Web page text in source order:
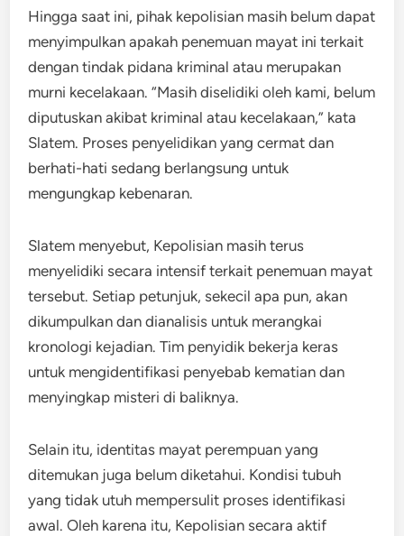
Hingga saat ini, pihak kepolisian masih belum dapat
menyimpulkan apakah penemuan mayat ini terkait
dengan tindak pidana kriminal atau merupakan
murni kecelakaan. “Masih diselidiki oleh kami, belum
diputuskan akibat kriminal atau kecelakaan,” kata
Slatem. Proses penyelidikan yang cermat dan
berhati-hati sedang berlangsung untuk
mengungkap kebenaran.
Slatem menyebut, Kepolisian masih terus
menyelidiki secara intensif terkait penemuan mayat
tersebut. Setiap petunjuk, sekecil apa pun, akan
dikumpulkan dan dianalisis untuk merangkai
kronologi kejadian. Tim penyidik bekerja keras
untuk mengidentifikasi penyebab kematian dan
menyingkap misteri di baliknya.
Selain itu, identitas mayat perempuan yang
ditemukan juga belum diketahui. Kondisi tubuh
yang tidak utuh mempersulit proses identifikasi
awal. Oleh karena itu, Kepolisian secara aktif